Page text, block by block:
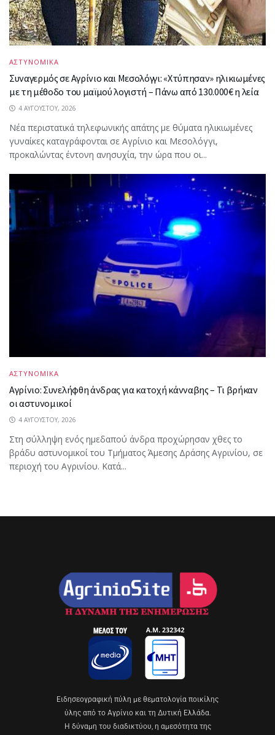
ΑΣΤΥΝΟΜΙΚΑ
Συναγερμός σε Αγρίνιο και Μεσολόγγι: «Χτύπησαν» ηλικιωμένες
με τη μέθοδο του μαϊμού λογιστή – Πάνω από 130.000€ η λεία
4 ΑΥΓΟΎΣΤΟΥ, 2026
Νέα περιστατικά τηλεφωνικής απάτης με θύματα ηλικιωμένες
γυναίκες καταγράφονται σε Αγρίνιο και Μεσολόγγι,
προκαλώντας έντονη ανησυχία, την ώρα που οι...
ΑΣΤΥΝΟΜΙΚΑ
Αγρίνιο: Συνελήφθη άνδρας για κατοχή κάνναβης – Τι βρήκαν
οι αστυνομικοί
4 ΑΥΓΟΎΣΤΟΥ, 2026
Στη σύλληψη ενός ημεδαπού άνδρα προχώρησαν χθες το
βράδυ αστυνομικοί του Τμήματος Άμεσης Δράσης Αγρινίου, σε
περιοχή του Αγρινίου. Κατά...
Eιδησεογραφική πύλη με θεματολογία ποικίλης
ύλης από το Αγρίνιο και τη Δυτική Ελλάδα.
Η δύναμη του διαδικτύου, η αμεσότητα της